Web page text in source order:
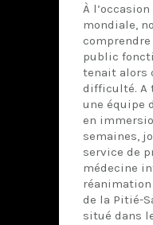
À
mondiale,
public
tenait alors
difficulté. A
une équipe
en
semaines,
service de
médecine
de la Pitié-
situé dans